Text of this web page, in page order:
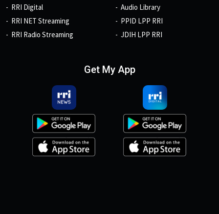
RRI Digital
RRI NET Streaming
RRI Radio Streaming
Audio Library
PPID LPP RRI
JDIH LPP RRI
Get My App